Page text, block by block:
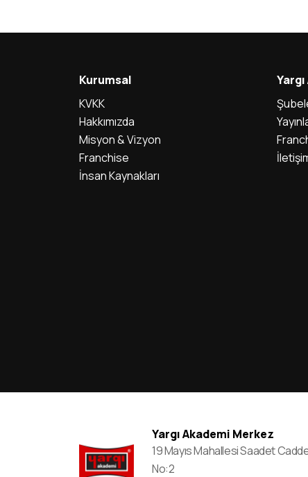
Genel Yetenek-Genel Kültür/eğitim Bilimleri
Oturumlarının Temel Soru Kitapçıkları Ve
Cevap Anahtarları Yayımlandı
2023-Dgs: Temel Soru Kitapçığı Ve Cevap
Anahtarı yayımlandı
Nüfus Müdürlükleri
2023 Yükseköğretim Kurumları Sınavı (2023-
Kurumsal
KVKK
Hakkımızda
Misyon & Vizyon
Franchise
İnsan Kaynakları
Yargı Akademi Merkez
19 Mayıs Mahallesi Saadet
No:2